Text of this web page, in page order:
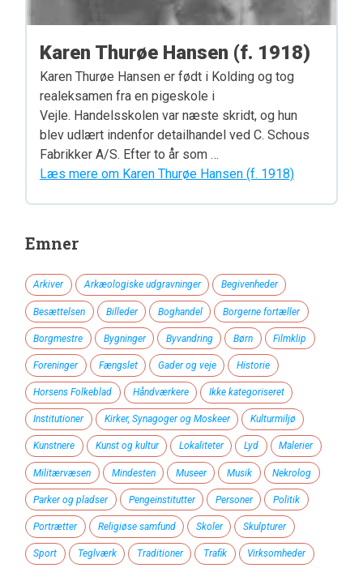
Karen Thurøe Hansen (f. 1918)
Karen Thurøe Hansen er født i Kolding og tog
realeksamen fra en pigeskole i
Vejle. Handelsskolen var næste skridt, og hun
blev udlært indenfor detailhandel ved C. Schous
Fabrikker A/S. Efter to år som …
Læs mere om Karen Thurøe Hansen (f. 1918)
Emner
Arkiver Arkæologiske udgravninger Begivenheder
Besættelsen Billeder Boghandel Borgerne fortæller
Borgmestre Bygninger Byvandring Børn Filmklip
Foreninger Fængslet Gader og veje Historie
Horsens Folkeblad Håndværkere Ikke kategoriseret
Institutioner Kirker, Synagoger og Moskeer Kulturmiljø
Kunstnere Kunst og kultur Lokaliteter Lyd Malerier
Militærvæsen Mindesten Museer Musik Nekrolog
Parker og pladser Pengeinstitutter Personer Politik
Portrætter Religiøse samfund Skoler Skulpturer
Sport Teglværk Traditioner Trafik Virksomheder